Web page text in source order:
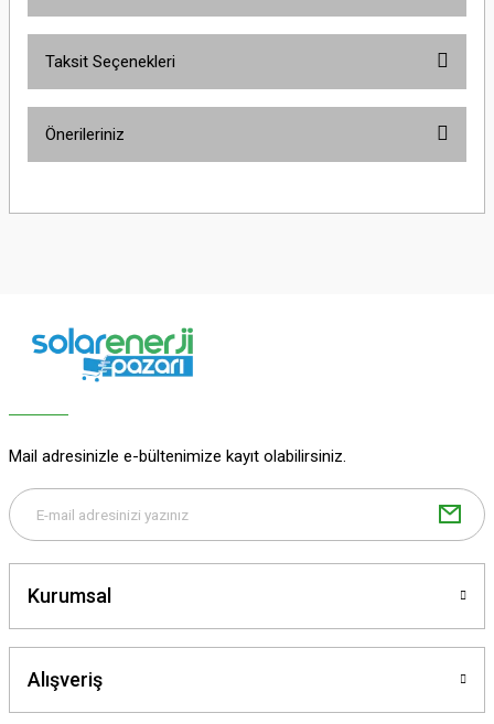
Taksit Seçenekleri
Önerileriniz
Ürün açıklamasında eksik bilgiler bulunuyor.
Ürün bilgilerinde hatalar bulunuyor.
Mail adresinizle e-bültenimize kayıt olabilirsiniz.
Kurumsal
Alışveriş